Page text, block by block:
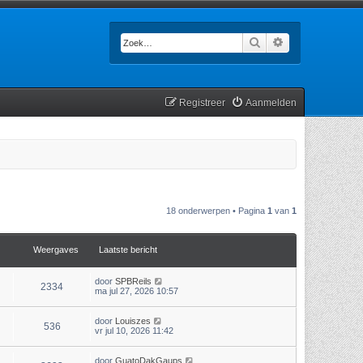
Zoek
Aanmelden
Registreer
18 onderwerpen • Pagina 1 van 1
Weergaves Laatste bericht
2334 door SPBReils
ma jul 27, 2026 10:57
536 door Louiszes
vr jul 10, 2026 11:42
door GuatoDakGaups